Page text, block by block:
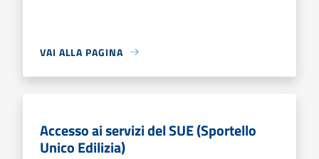
VAI ALLA PAGINA
Accesso ai servizi del SUE (Sportello
Unico Edilizia)